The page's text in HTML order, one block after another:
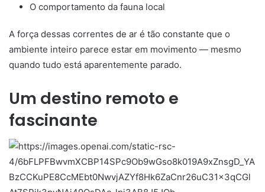
O comportamento da fauna local
A força dessas correntes de ar é tão constante que o
ambiente inteiro parece estar em movimento — mesmo
quando tudo está aparentemente parado.
Um destino remoto e
fascinante